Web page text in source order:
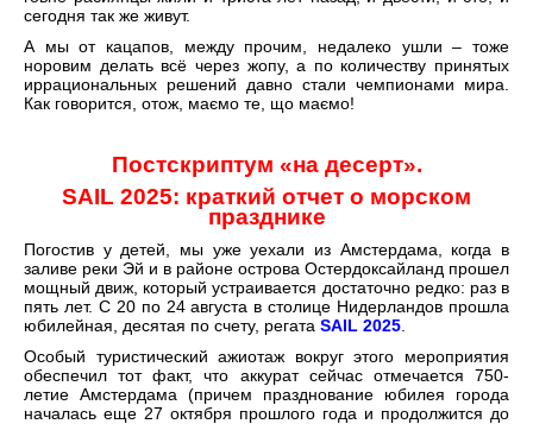
сегодня так же живут.
А мы от кацапов, между прочим, недалеко ушли – тоже
норовим делать всё через жопу, а по количеству принятых
иррациональных решений давно стали чемпионами мира.
Как говорится, отож, маємо те, що маємо!
Постскриптум «на десерт».
SAIL 2025: краткий отчет о морском
празднике
Погостив у детей, мы уже уехали из Амстердама, когда в
заливе реки Эй и в районе острова Остердоксайланд прошел
мощный движ, который устраивается достаточно редко: раз в
пять лет. С 20 по 24 августа в столице Нидерландов прошла
юбилейная, десятая по счету, регата SAIL 2025.
Особый туристический ажиотаж вокруг этого мероприятия
обеспечил тот факт, что аккурат сейчас отмечается 750-
летие Амстердама (причем празднование юбилея города
началась еще 27 октября прошлого года и продолжится до